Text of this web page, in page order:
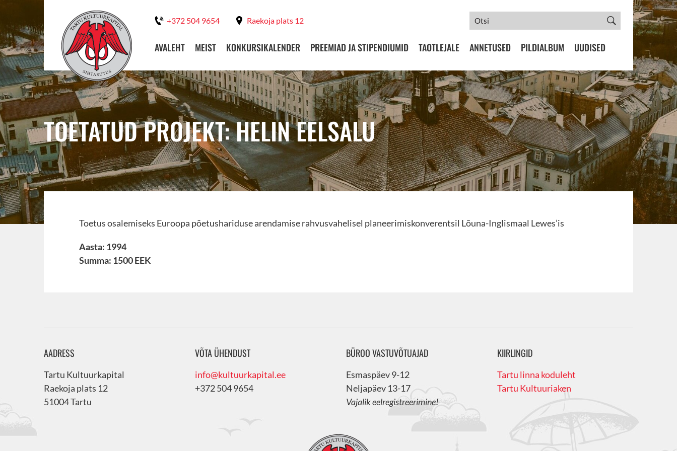
+372 504 9654 Raekoja plats 12
AVALEHT MEIST KONKURSIKALENDER PREEMIAD JA STIPENDIUMID TAOTLEJALE ANNETUSED PILDIALBUM UUDISED
TOETATUD PROJEKT: HELIN EELSALU
Toetus osalemiseks Euroopa põetushariduse arendamise rahvusvahelisel planeerimiskonverentsil Lõuna-Inglismaal Lewes’is
Aasta: 1994
Summa: 1500 EEK
AADRESS
Tartu Kultuurkapital
Raekoja plats 12
51004 Tartu
VÕTA ÜHENDUST
info@kultuurkapital.ee
+372 504 9654
BÜROO VASTUVÕTUAJAD
Esmaspäev 9-12
Neljapäev 13-17
Vajalik eelregistreerimine!
KIIRLINGID
Tartu linna koduleht
Tartu Kultuuriaken